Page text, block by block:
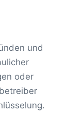
und
oder